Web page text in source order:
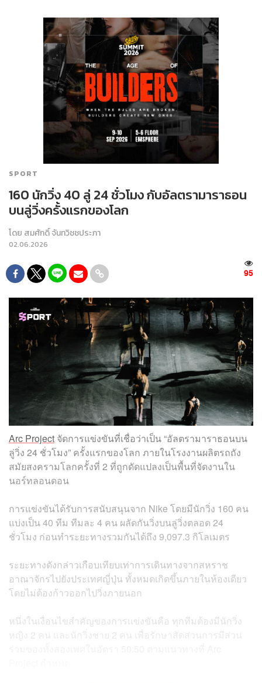
SPORT
160 นักวิ่ง 40 ลู่ 24 ชั่วโมง กับอัลตรามาราธอน
บนลู่วิ่งครั้งแรกของโลก
โดย สมศักดิ์ จันทวิชชประภา
02.06.2026
95
Arc Project จัดการแข่งขันที่เชื่อว่าเป็น “อัลตรามาราธอนบน
ลู่วิ่ง 24 ชั่วโมง” ครั้งแรกของโลก ภายในโรงงานผลิตรถถัง
สมัยสงครามโลกครั้งที่ 2 ที่ถูกดัดแปลงเป็นพื้นที่จัดงานใน
นอร์ทลอนดอน
การแข่งขันได้รับการสนับสนุนจาก Nike โดยมีนักวิ่ง 160 คน
แบ่งเป็น 40 ทีม ทีมละ 4 คน ผลัดกันวิ่งบนลู่วิ่งตลอด 24
ชั่วโมง ก่อนทำระยะทางรวมกันได้ถึง 9,097.3 กิโลเมตร
ระยะทางดังกล่าวเกือบเทียบเท่าการเดินทางจากสหราช
อาณาจักรไปยังประเทศญี่ปุ่น ทั้งหมดเกิดขึ้นภายในห้องเดียว
โดยไม่ต้องก้าวออกไปวิ่งภายนอก
หนึ่งในเงื่อนไขสำคัญของการแข่งขันคือ ทุกทีมต้องมีนักวิ่ง
หญิง 2 คน และนักวิ่งชาย 2 คน เพื่อรักษาสัดส่วนการมีส่วน